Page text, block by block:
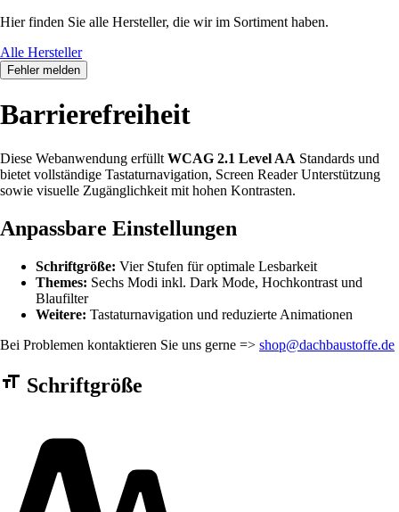
Hier finden Sie alle Hersteller, die wir im Sortiment haben.
Alle Hersteller
Fehler melden
Barrierefreiheit
Diese Webanwendung erfüllt WCAG 2.1 Level AA Standards und
bietet vollständige Tastaturnavigation, Screen Reader Unterstützung
sowie visuelle Zugänglichkeit mit hohen Kontrasten.
Anpassbare Einstellungen
Schriftgröße: Vier Stufen für optimale Lesbarkeit
Themes: Sechs Modi inkl. Dark Mode, Hochkontrast und
Blaufilter
Weitere: Tastaturnavigation und reduzierte Animationen
Bei Problemen kontaktieren Sie uns gerne => shop@dachbaustoffe.de
Barrierefreiheit Einstellungen Formular
Schriftgröße